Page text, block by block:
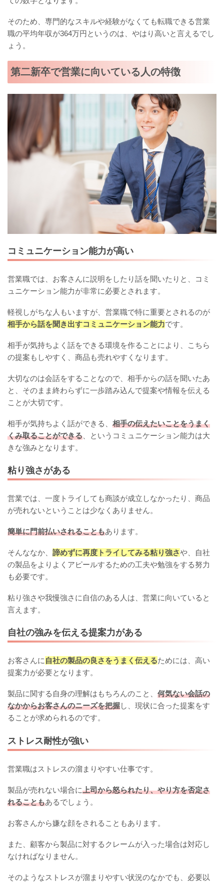
そのため、専門的なスキルや経験がなくても転職できる営業
職の平均年収が364万円というのは、やはり高いと言えるでし
ょう。
第二新卒で営業に向いている人の特徴
コミュニケーション能力が高い
営業職では、お客さんに説明をしたり話を聞いたりと、コミ
ュニケーション能力が非常に必要とされます。
軽視しがちな人もいますが、営業職で特に重要とされるのが
相手から話を聞き出すコミュニケーション能力です。
相手が気持ちよく話をできる環境を作ることにより、こちら
の提案もしやすく、商品も売れやすくなります。
大切なのは会話をすることなので、相手からの話を聞いたあ
と、そのまま終わらずに一歩踏み込んで提案や情報を伝える
ことが大切です。
相手が気持ちよく話ができる、 相手の伝えたいことをうまく
くみ取ることができる 、というコミュニケーション能力は大
きな強みとなります。
粘り強さがある
営業では、一度トライしても商談が成立しなかったり、商品
が売れないということは少なくありません。
簡単に門前払いされることもあります。
そんななか、 諦めずに再度トライしてみる粘り強さや、自社
の製品をよりよくアピールするための工夫や勉強をする努力
も必要です。
粘り強さや我慢強さに自信のある人は、営業に向いていると
言えます。
自社の強みを伝える提案力がある
お客さんに自社の製品の良さをうまく伝えるためには、高い
提案力が必要となります。
製品に関する自身の理解はもちろんのこと、 何気ない会話の
なかからお客さんのニーズを把握し、現状に合った提案をす
ることが求められるのです。
ストレス耐性が強い
営業職はストレスの溜まりやすい仕事です。
製品が売れない場合に上司から怒られたり、やり方を否定さ
れることもあるでしょう。
お客さんから嫌な顔をされることもあります。
また、顧客から製品に対するクレームが入った場合は対応し
なければなりません。
そのようなストレスが溜まりやすい状況のなかでも、必要以